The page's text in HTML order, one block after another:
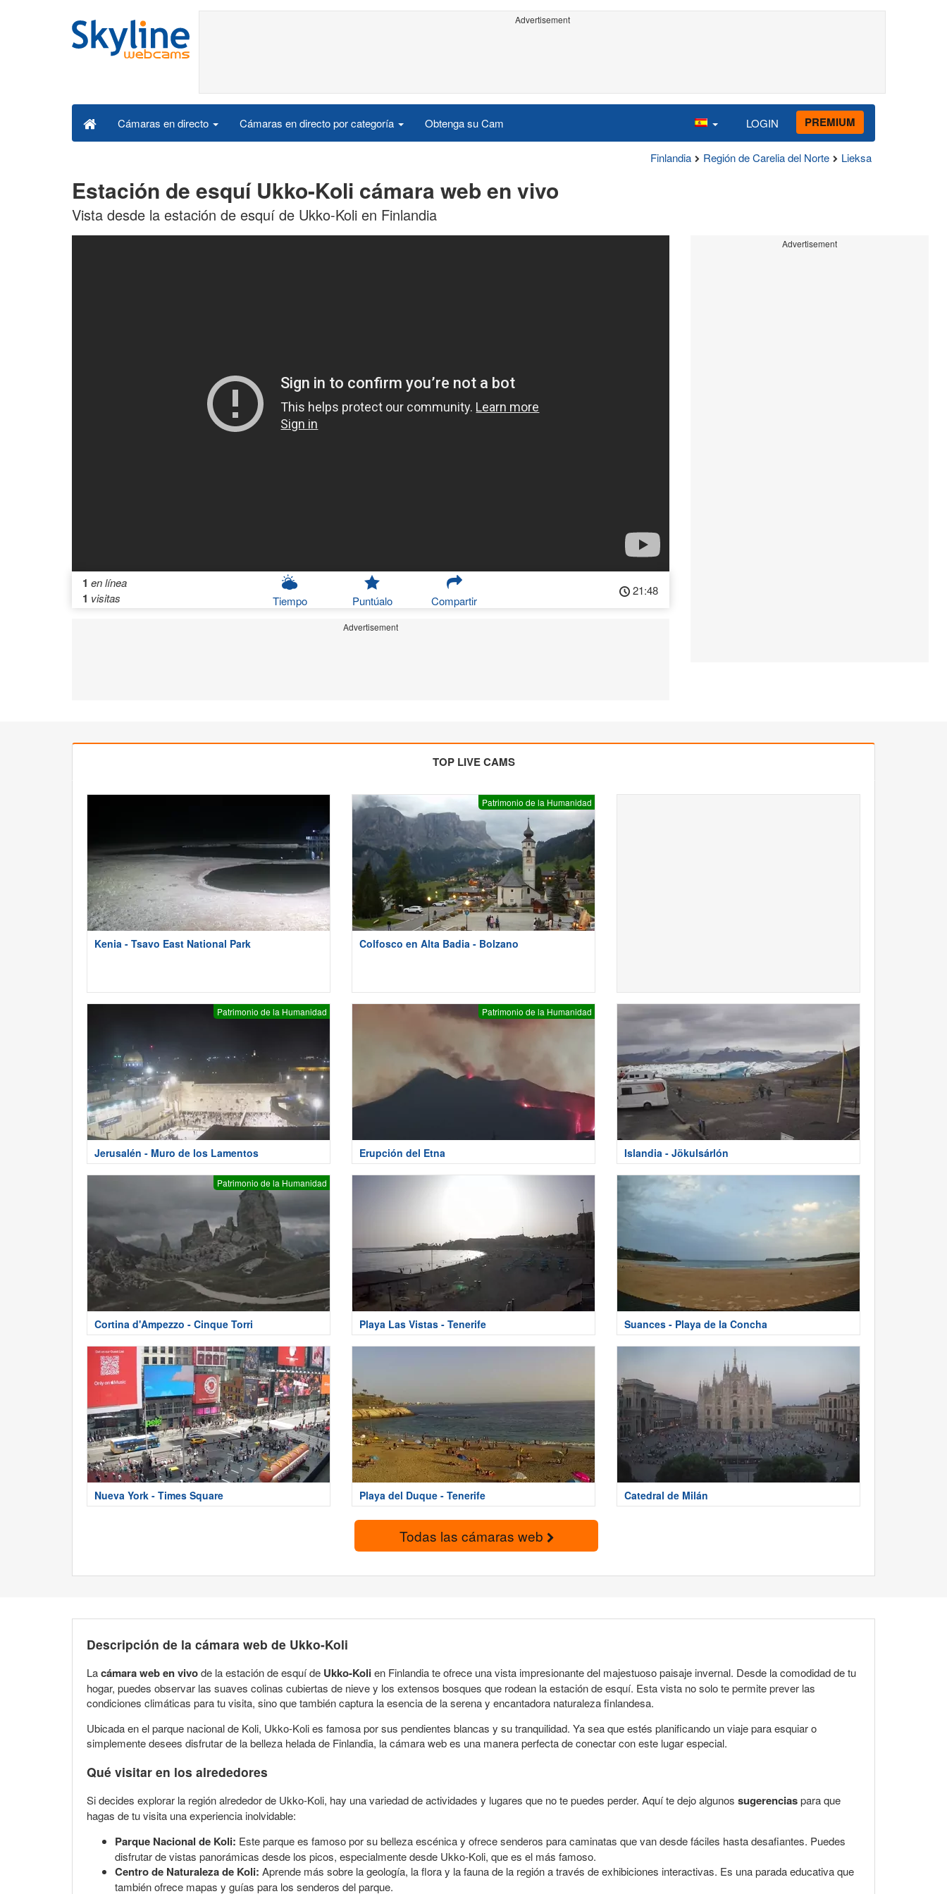
Advertisement
Cámaras en directo Cámaras en directo por categoría Obtenga su Cam LOGIN PREMIUM
Finlandia Región de Carelia del Norte Lieksa
Estación de esquí Ukko-Koli cámara web en vivo
Vista desde la estación de esquí de Ukko-Koli en Finlandia
1 en línea
1 visitas Tiempo Puntúalo Compartir
21:48
Advertisement
Advertisement
TOP LIVE CAMS
Kenia - Tsavo East National Park
Patrimonio de la Humanidad
Colfosco en Alta Badia - Bolzano
Patrimonio de la Humanidad
Jerusalén - Muro de los Lamentos
Patrimonio de la Humanidad
Erupción del Etna Islandia - Jökulsárlón
Patrimonio de la Humanidad
Cortina d'Ampezzo - Cinque Torri Playa Las Vistas - Tenerife Suances - Playa de la Concha
Nueva York - Times Square Playa del Duque - Tenerife Catedral de Milán
Todas las cámaras web
Descripción de la cámara web de Ukko-Koli
Lacámara web en vivode la estación de esquí de Ukko-Kolien Finlandia te ofrece una vista impresionante del majestuoso paisaje invernal. Desde la comodidad de tu
hogar, puedes observar las suaves colinas cubiertas de nieve y los extensos bosques que rodean la estación de esquí. Esta vista no solo te permite prever las
condiciones climáticas para tu visita, sino que también captura la esencia de la serena y encantadora naturaleza finlandesa.
Ubicada en el parque nacional de Koli, Ukko-Koli es famosa por sus pendientes blancas y su tranquilidad. Ya sea que estés planificando un viaje para esquiar o
simplemente desees disfrutar de la belleza helada de Finlandia, la cámara web es una manera perfecta de conectar con este lugar especial.
Qué visitar en los alrededores
Si decides explorar la región alrededor de Ukko-Koli, hay una variedad de actividades y lugares que no te puedes perder. Aquí te dejo algunos sugerenciaspara que
hagas de tu visita una experiencia inolvidable:
Parque Nacional de Koli: Este parque es famoso por su belleza escénica y ofrece senderos para caminatas que van desde fáciles hasta desafiantes. Puedes
disfrutar de vistas panorámicas desde los picos, especialmente desde Ukko-Koli, que es el más famoso.
Centro de Naturaleza de Koli: Aprende más sobre la geología, la flora y la fauna de la región a través de exhibiciones interactivas. Es una parada educativa que
también ofrece mapas y guías para los senderos del parque.